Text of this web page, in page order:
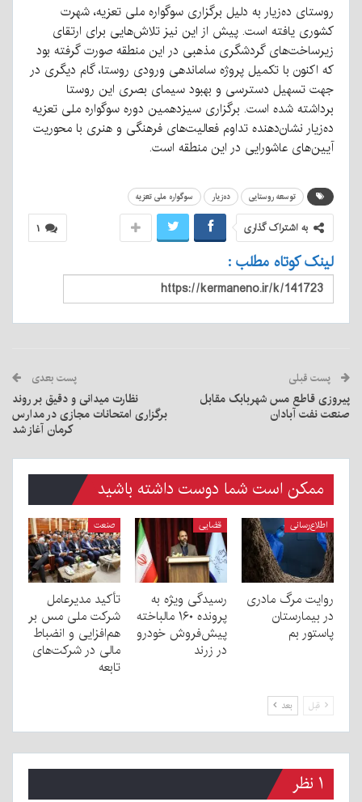
روستای ده‌زیار به دلیل برگزاری سوگواره ملی تعزیه، شهرت
کشوری یافته است. پیش از این نیز تلاش‌هایی برای ارتقای
زیرساخت‌های گردشگری مذهبی در این منطقه صورت گرفته بود
که اکنون با تکمیل پروژه ساماندهی ورودی روستا، گام دیگری در
جهت تسهیل دسترسی و بهبود سیمای بصری این روستا
برداشته شده است. برگزاری سیزدهمین دوره سوگواره ملی تعزیه
ده‌زیار نشان‌دهنده تداوم فعالیت‌های فرهنگی و هنری با محوریت
آیین‌های عاشورایی در این منطقه است.
توسعه روستایی ده‌زیار سوگواره ملی تعزیه
۱ به اشتراک گذاری
لینک کوتاه مطلب :
پست قبلی
پیروزی قاطع مس شهربابک مقابل
صنعت نفت آبادان
پست بعدی
نظارت میدانی و دقیق بر روند
برگزاری امتحانات مجازی در مدارس
کرمان آغاز شد
ممکن است شما دوست داشته باشید
اطلاع‌رسانی
روایت مرگ مادری
در بیمارستان
پاستور بم
قضایی
رسیدگی ویژه به
پرونده ۱۶۰ مالباخته
پیش‌فروش خودرو
در زرند
صنعت
تأکید مدیرعامل
شرکت ملی مس بر
هم‌افزایی و انضباط
مالی در شرکت‌های
تابعه
قبل بعد
۱ نظر